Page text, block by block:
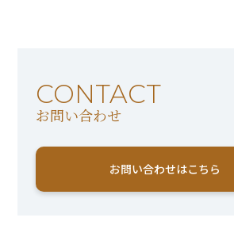
CONTACT
お問い合わせ
お問い合わせはこちら